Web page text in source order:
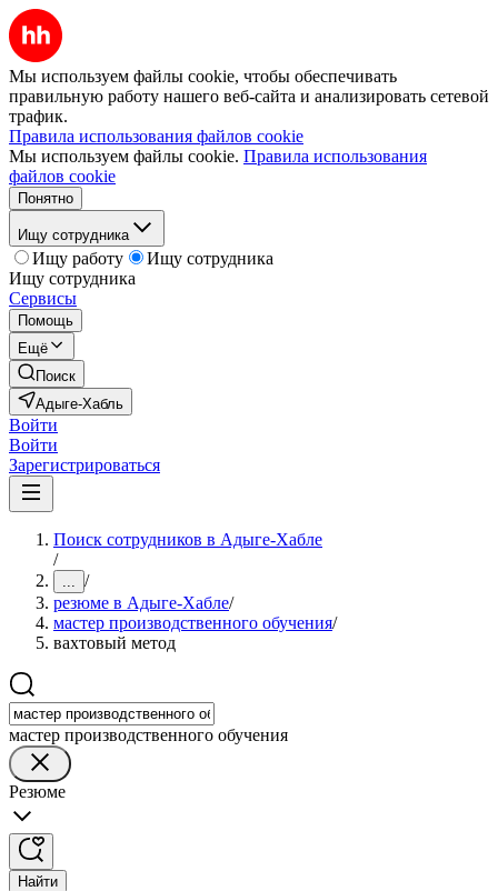
Мы используем файлы cookie, чтобы обеспечивать
правильную работу нашего веб-сайта и анализировать сетевой
трафик.
Правила использования файлов cookie
Мы используем файлы cookie. Правила использования
файлов cookie
Понятно
Ищу сотрудника
Ищу работу
Ищу сотрудника
Ищу сотрудника
Сервисы
Помощь
Ещё
Поиск
Адыге-Хабль
Войти
Войти
Зарегистрироваться
Поиск сотрудников в Адыге-Хабле
/
... /
резюме в Адыге-Хабле/
мастер производственного обучения/
вахтовый метод
мастер производственного обучения
Резюме
Найти